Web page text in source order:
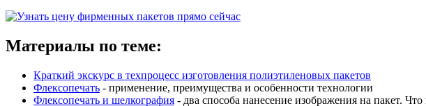
Материалы по теме:
Краткий экскурс в техпроцесс изготовления полиэтиленовых пакетов
Флексопечать - применение, преимущества и особенности технологии
Флексопечать и шелкография - два способа нанесение изображения на пакет. Что